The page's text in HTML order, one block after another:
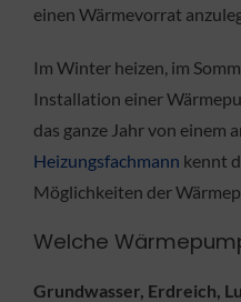
einen Wärmevorrat
Im Winter heizen, im
Installation einer
das ganze Jahr von einem
Heizungsfachmann kennt
Möglichkeiten der
Welche
Grundwasser, Erdreich,